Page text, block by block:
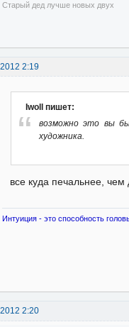
Старый дед лучше новых двух
2:19
Iwoll пишет:
возможно это вы
художника.
все куда печальнее,
Интуиция - это способность
2:20